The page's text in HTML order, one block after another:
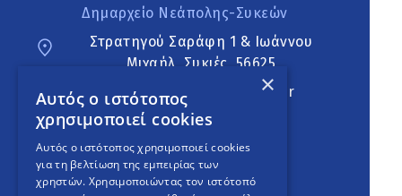
Δημαρχείο Νεάπολης-Συκεών
Στρατηγού Σαράφη 1 & Ιωάννου
Μιχαήλ, Συκιές, 56625
neapoli.sykies@ddt.gov.gr
Ακολουθήστε
×
Αυτός ο ιστότοπος
χρησιμοποιεί cookies
Αυτός ο ιστότοπος χρησιμοποιεί cookies
για τη βελτίωση της εμπειρίας των
χρηστών. Χρησιμοποιώντας τον ιστότοπό